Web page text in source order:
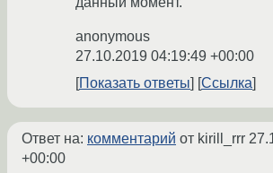
anonymous
27.10.2019 04:19:49 +00:00
Показать ответы
Ссылка
Ответ на: комментарий от kirill_rrr
+00:00